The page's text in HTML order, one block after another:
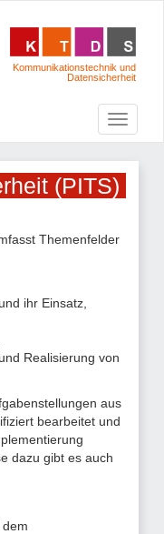
Kommunikationstechnik und
Datensicherheit
(PITS)
Themenfelder
ihr Einsatz,
Realisierung von
aus
bearbeitet und
dazu gibt es auch